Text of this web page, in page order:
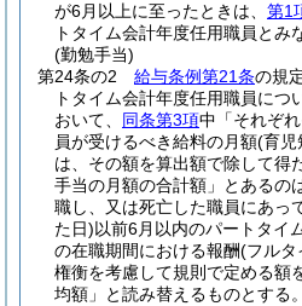
が6月以上に至ったときは、 第1
トタイム会計年度任用職員とみ
(勤勉手当)
第24条の2
給与条例第21条の規
トタイム会計年度任用職員につ
おいて、 同条第3項中「それぞ
員が受けるべき給料の月額(育児
は、その額を算出額で除して得
手当の月額の合計額」とあるの
職し、又は死亡した職員にあっ
た日)以前6月以内のパートタイ
の在職期間における報酬(フルタ
権衡を考慮して規則で定める額
均額」と読み替えるものとする。